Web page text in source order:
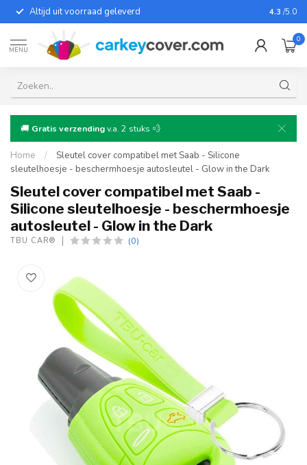
Altijd uit voorraad geleverd Voor
4.3 /5.0
MENU
0
🚚 Gratis verzendingv.a. 2 stuks 💨
Home /
Sleutel cover compatibel met Saab - Silicone
sleutelhoesje - beschermhoesje autosleutel - Glow in the Dark
Sleutel cover compatibel met Saab -
Silicone sleutelhoesje - beschermhoesje
autosleutel - Glow in the Dark
TBU CAR® (0)